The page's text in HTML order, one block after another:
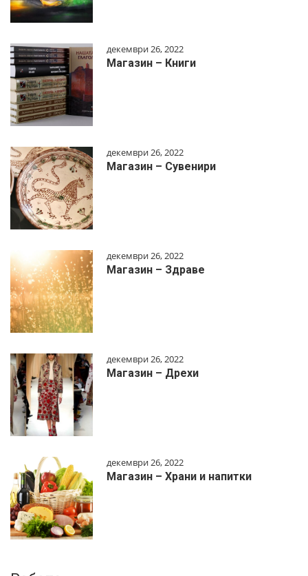
декември 26, 2022
Магазин – Книги
декември 26, 2022
Магазин – Сувенири
декември 26, 2022
Магазин – Здраве
декември 26, 2022
Магазин – Дрехи
декември 26, 2022
Магазин – Храни и напитки